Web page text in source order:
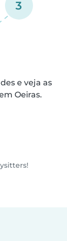
3
e veja as
Oeiras.